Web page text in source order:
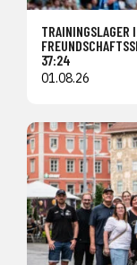
TRAININGSLAGER
37:24
01.08.26